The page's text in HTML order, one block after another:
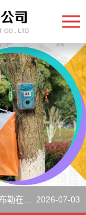
2026-07-10
耀而战
2026-07-08
决赛
2026-07-03
枚金牌